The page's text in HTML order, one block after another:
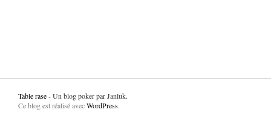
Table rase- Un blog poker par Janluk.
Ce blog est réalisé avecWordPress.